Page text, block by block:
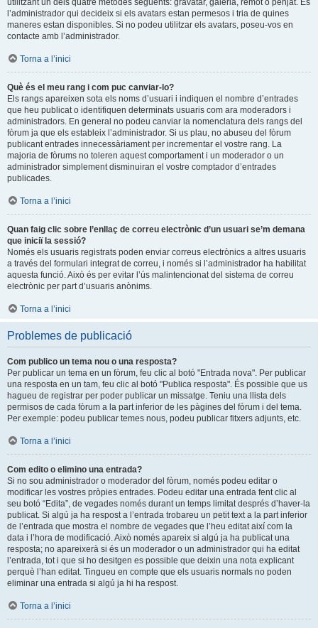
l’administrador qui decideix si els avatars estan permesos i tria de quines
maneres estan disponibles. Si no podeu utilitzar els avatars, poseu-vos en
contacte amb l’administrador.
Torna a l’inici
Què és el meu rang i com puc canviar-lo?
Els rangs apareixen sota els noms d’usuari i indiquen el nombre d’entrades
que heu publicat o identifiquen determinats usuaris com ara moderadors i
administradors. En general no podeu canviar la nomenclatura dels rangs del
fòrum ja que els estableix l’administrador. Si us plau, no abuseu del fòrum
publicant entrades innecessàriament per incrementar el vostre rang. La
majoria de fòrums no toleren aquest comportament i un moderador o un
administrador simplement disminuiran el vostre comptador d’entrades
publicades.
Torna a l’inici
Quan faig clic sobre l’enllaç de correu electrònic d’un usuari se’m demana
que iniciï la sessió?
Només els usuaris registrats poden enviar correus electrònics a altres usuaris
a través del formulari integrat de correu, i només si l’administrador ha habilitat
aquesta funció. Això és per evitar l’ús malintencionat del sistema de correu
electrònic per part d’usuaris anònims.
Torna a l’inici
Problemes de publicació
Com publico un tema nou o una resposta?
Per publicar un tema en un fòrum, feu clic al botó "Entrada nova". Per publicar
una resposta en un tam, feu clic al botó "Publica resposta". És possible que us
hagueu de registrar per poder publicar un missatge. Teniu una llista dels
permisos de cada fòrum a la part inferior de les pàgines del fòrum i del tema.
Per exemple: podeu publicar temes nous, podeu publicar fitxers adjunts, etc.
Torna a l’inici
Com edito o elimino una entrada?
Si no sou administrador o moderador del fòrum, només podeu editar o
modificar les vostres pròpies entrades. Podeu editar una entrada fent clic al
seu botó “Edita”, de vegades només durant un temps limitat després d’haver-la
publicat. Si algú ja ha respost a l’entrada trobareu un petit text a la part inferior
de l’entrada que mostra el nombre de vegades que l’heu editat així com la
data i l’hora de modificació. Això només apareix si algú ja ha publicat una
resposta; no apareixerà si és un moderador o un administrador qui ha editat
l’entrada, tot i que si ho desitgen es possible que deixin una nota explicant
perquè l’han editat. Tingueu en compte que els usuaris normals no poden
eliminar una entrada si algú ja hi ha respost.
Torna a l’inici